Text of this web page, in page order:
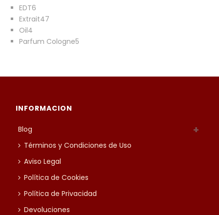
EDT66
productos
Extrait4747
Oil44
productos
Parfum Cologne55
INFORMACION
Blog
Términos y Condiciones de Uso
Aviso Legal
Política de Cookies
Política de Privacidad
Devoluciones